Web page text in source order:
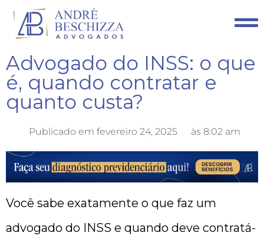
Advogado do INSS: o que
é, quando contratar e
quanto custa?
Publicado em fevereiro 24, 2025 às 8:02 am
Você sabe exatamente o que faz um
advogado do INSS e quando deve contratá-